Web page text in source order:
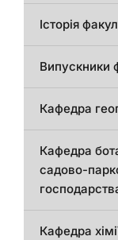
Історія
Випускники
Кафедра
Кафедра
садово-
Кафедра